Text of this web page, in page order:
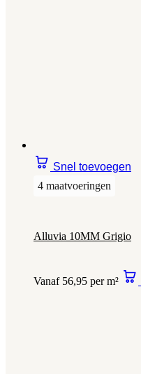
Snel toevoegen
4 maatvoeringen
Alluvia 10MM Grigio
Vanaf 56,95 per m²